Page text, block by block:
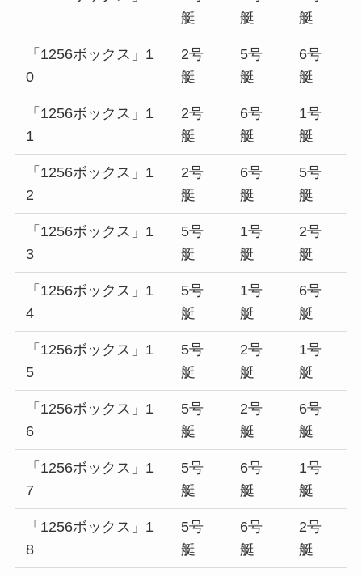
艇
艇
艇
「1256ボックス」1
0
2号
艇
5号
艇
6号
艇
「1256ボックス」1
1
2号
艇
6号
艇
1号
艇
「1256ボックス」1
2
2号
艇
6号
艇
5号
艇
「1256ボックス」1
3
5号
艇
1号
艇
2号
艇
「1256ボックス」1
4
5号
艇
1号
艇
6号
艇
「1256ボックス」1
5
5号
艇
2号
艇
1号
艇
「1256ボックス」1
6
5号
艇
2号
艇
6号
艇
「1256ボックス」1
7
5号
艇
6号
艇
1号
艇
「1256ボックス」1
8
5号
艇
6号
艇
2号
艇